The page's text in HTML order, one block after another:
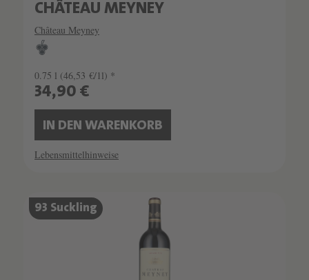
CHÂTEAU MEYNEY
Château Meyney
0.75 l (46,53 €/1l) *
34,90 €
IN DEN WARENKORB
Lebensmittelhinweise
93 Suckling